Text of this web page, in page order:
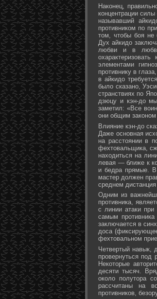
Наконец,
концентрации
называвший
противником по
том, чтобы боя не
Дух айкидо
любви и в
элементами
противнику в
в айкидо
было сказано,
странствиях по
дзюцу и кэн-до
заметил: «Все
они общим законом
Влияние кэн-до
Даже основная
на расстоянии в
фехтовальщика,
находиться на
левая — ближе к
и бедра прямые. В
мастер должен
среднем
Одним из
противника,
с линии атаки при
самым
заключается в
доса
фехтовальном
Четвертый навык,
провернуться под
Некоторые
десяти тысяч.
около полутора
рассчитаны на
противников,